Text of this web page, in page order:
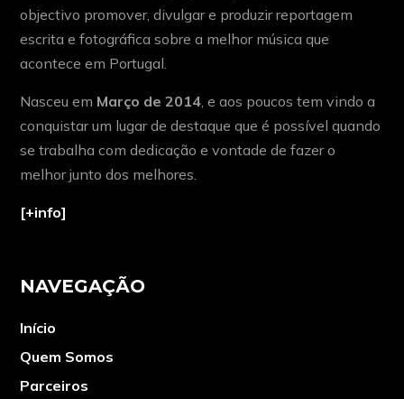
objectivo promover, divulgar e produzir reportagem
escrita e fotográfica sobre a melhor música que
acontece em Portugal.
Nasceu em Março de 2014 , e aos poucos tem vindo a
conquistar um lugar de destaque que é possível quando
se trabalha com dedicação e vontade de fazer o
melhor junto dos melhores.
[+info]
NAVEGAÇÃO
Início
Quem Somos
Parceiros